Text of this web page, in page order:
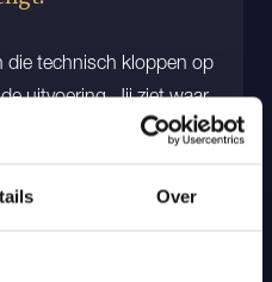
Over
die technisch kloppen op
uitvoering. Jij ziet waar
samenwerking en
maken. Niet alleen als